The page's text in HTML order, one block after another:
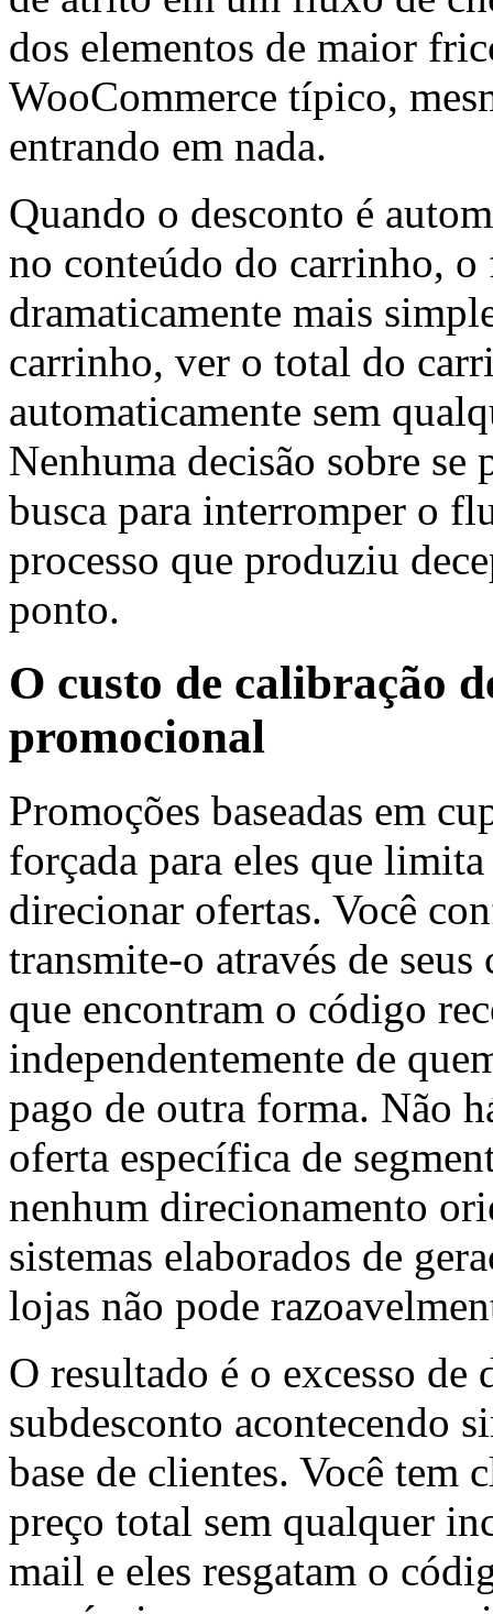
dos elementos de maior
WooCommerce típico,
entrando em nada.
Quando o desconto é
no conteúdo do carrinho,
dramaticamente mais
carrinho, ver o total do
automaticamente sem
Nenhuma decisão sobre
busca para interromper o
processo que produziu
ponto.
O custo de calibração
promocional
Promoções baseadas em
forçada para eles que
direcionar ofertas. Você
transmite-o através de
que encontram o código
independentemente de
pago de outra forma. Não
oferta específica de
nenhum direcionamento
sistemas elaborados de
lojas não pode
O resultado é o excesso de
subdesconto acontecendo
base de clientes. Você tem
preço total sem qualquer
mail e eles resgatam o